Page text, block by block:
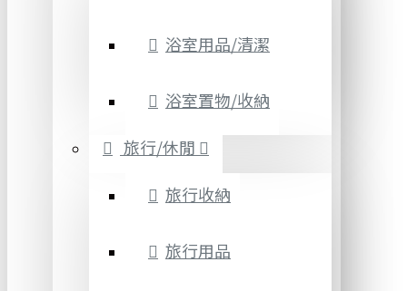
浴室用品/清潔
浴室置物/收納
旅行/休閒
旅行收納
旅行用品